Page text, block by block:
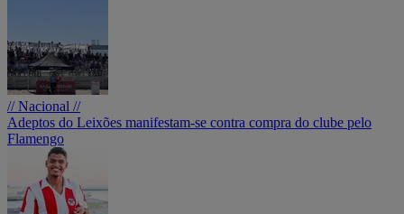
// Nacional //
Adeptos do Leixões manifestam-se contra compra do clube pelo
Flamengo